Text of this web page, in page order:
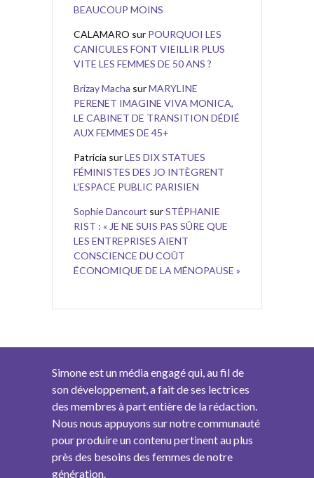
BEAUCOUP MOINS
CALAMARO sur POURQUOI LES
CANICULES FONT VIEILLIR PLUS
VITE LES FEMMES DE 50 ANS ?
Brizay Macha surMARYLINE
PERENET IMAGINE VIVA MONICA,
LE CABINET DE TRANSITION DÉDIÉ
AUX FEMMES DE 45+
Patricia surLES DIX STATUES
FÉMINISTES DES JO INTÈGRENT
L’ESPACE PUBLIC PARISIEN
Sophie Dancourt surSTÉPHANIE
RIST : « JE NE SUIS PAS SÛRE QUE
LES ENTREPRISES AIENT
CONSCIENCE DU COÛT
ÉCONOMIQUE DE LA MÉNOPAUSE »
Simone est un média engagé qui, au fil de
son développement, a fait de ses lectrices
des membres à part entière de la rédaction.
Nous nous appuyons sur notre communauté
pour produire un contenu pertinent au plus
près des besoins des femmes de notre
génération.